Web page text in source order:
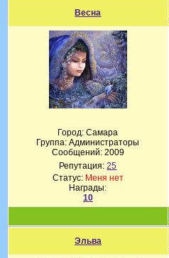
Весна
Город: Самара
Группа: Администраторы
Сообщений: 2009
Репутация:25
Статус: Меня нет
Награды:
10
Эльва